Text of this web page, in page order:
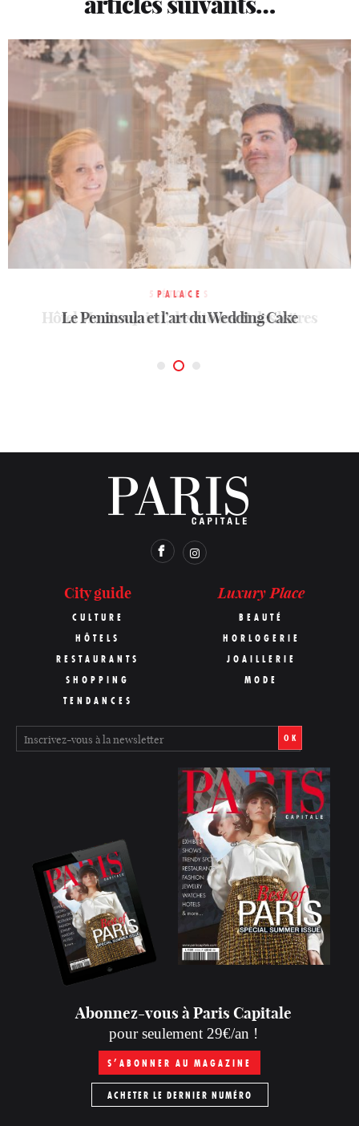
5 ÉTOILES
Hôtel Montesquieu, des étoiles et des lettres
PALACE
Le Peninsula et l’art du Wedding Cake
4 ÉTOILES
Le Charmant, une adresse de charme à Saint-
Ouen
City guide
CULTURE
HÔTELS
RESTAURANTS
SHOPPING
TENDANCES
Luxury Place
BEAUTÉ
HORLOGERIE
JOAILLERIE
MODE
OK
Abonnez-vous à Paris Capitale
pour seulement 29€/an !
S’ABONNER AU MAGAZINE
ACHETER LE DERNIER NUMÉRO